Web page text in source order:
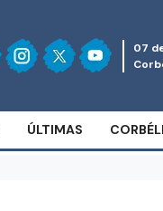
07
ÚLTIMAS